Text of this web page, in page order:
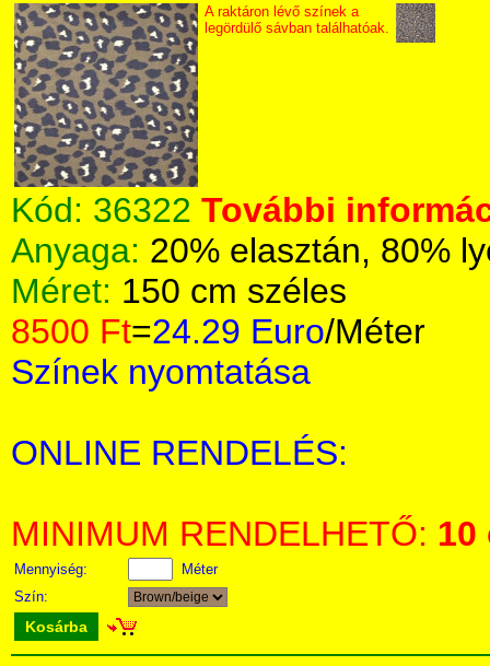
A raktáron lévő színek a
legördülő sávban találhatóak.
Kód: 36322 További
Anyaga: 20% elasztán, 80%
Méret: 150 cm széles
8500 Ft=24.29 Euro/Méter
Színek nyomtatása
ONLINE RENDELÉS:
MINIMUM RENDELHETŐ: 10
Mennyiség:
Méter
Szín:
Kosárba